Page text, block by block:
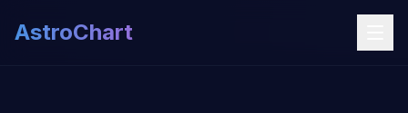
AstroChart